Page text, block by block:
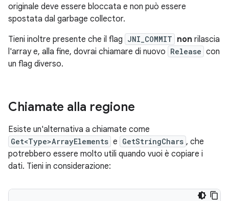
originale deve essere bloccata e non può essere
spostata dal garbage collector.
Tieni inoltre presente che il flag JNI_COMMIT non rilascia
l'array e, alla fine, dovrai chiamare di nuovo Release con
un flag diverso.
Chiamate alla regione
Esiste un'alternativa a chiamate come
Get<Type>ArrayElements e GetStringChars , che
potrebbero essere molto utili quando vuoi è copiare i
dati. Tieni in considerazione: